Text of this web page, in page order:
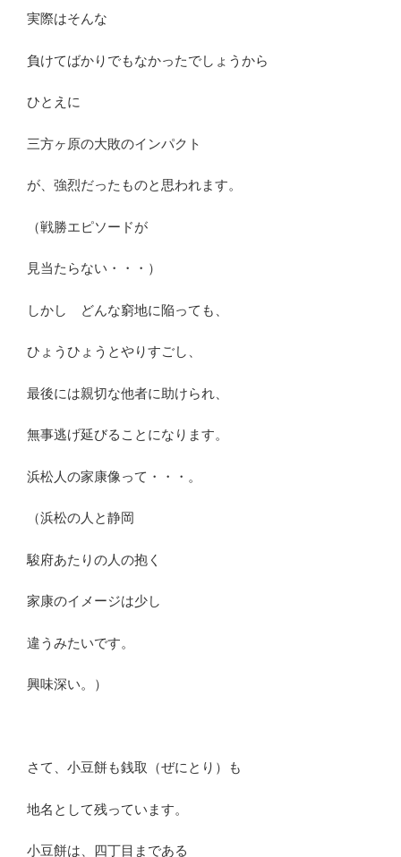
実際はそんな
負けてばかりでもなかったでしょうから
ひとえに
三方ヶ原の大敗のインパクト
が、強烈だったものと思われます。
（戦勝エピソードが
見当たらない・・・）
しかし どんな窮地に陥っても、
ひょうひょうとやりすごし、
最後には親切な他者に助けられ、
無事逃げ延びることになります。
浜松人の家康像って・・・。
（浜松の人と静岡
駿府あたりの人の抱く
家康のイメージは少し
違うみたいです。
興味深い。）
さて、小豆餅も銭取（ぜにとり）も
地名として残っています。
小豆餅は、四丁目まである